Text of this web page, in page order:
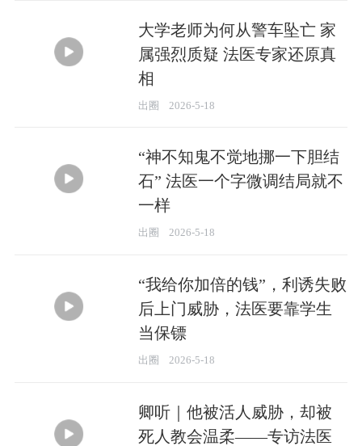
大学老师为何从警车坠亡 家
属强烈质疑 法医专家还原真
相
出圈 2026-5-18
“神不知鬼不觉地挪一下胆结
石” 法医一个字微调结局就不
一样
出圈 2026-5-18
“我给你加倍的钱”，利诱失败
后上门威胁，法医要靠学生
当保镖
出圈 2026-5-18
卿听｜他被活人威胁，却被
死人教会温柔——专访法医